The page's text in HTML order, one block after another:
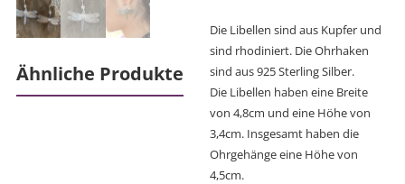
Die Libellen sind aus Kupfer und
sind rhodiniert. Die Ohrhaken
sind aus 925 Sterling Silber.
Die Libellen haben eine Breite
von 4,8cm und eine Höhe von
3,4cm. Insgesamt haben die
Ohrgehänge eine Höhe von
4,5cm.
Ähnliche Produkte